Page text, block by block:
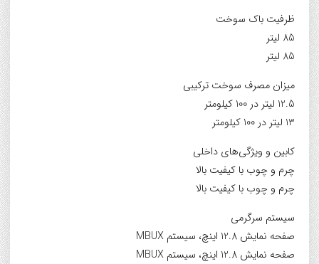
ظرفیت باک سوخت
85 لیتر
85 لیتر
میزان مصرف سوخت ترکیبی
12.5 لیتر در 100 کیلومتر
13 لیتر در 100 کیلومتر
کابین و ویژگی‌های داخلی
چرم و چوب با کیفیت بالا
چرم و چوب با کیفیت بالا
سیستم سرگرمی
صفحه نمایش 12.8 اینچ، سیستم MBUX
صفحه نمایش 12.8 اینچ، سیستم MBUX